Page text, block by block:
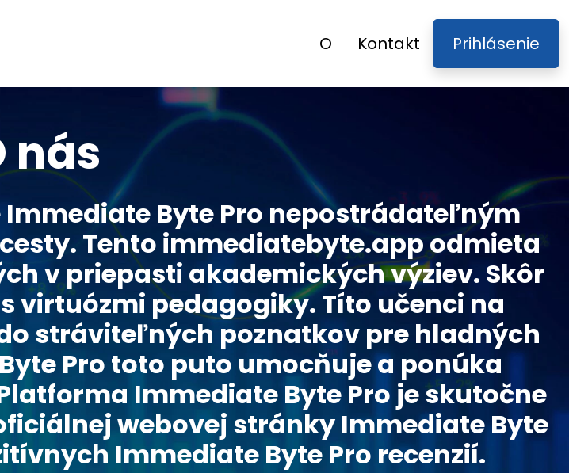
O Kontakt Prihlásenie
nás
Byte Pro nepostrádateľným
Tento immediatebyte.app odmieta
v priepasti akademických výziev. Skôr
virtuózmi pedagogiky. Títo učenci na
stráviteľných poznatkov pre hladných
Pro toto puto umocňuje a ponúka
Immediate Byte Pro je skutočne
webovej stránky Immediate Byte
Immediate Byte Pro recenzií.